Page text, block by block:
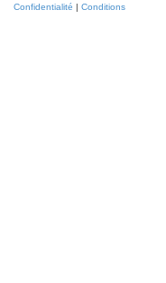
Confidentialité | Conditions